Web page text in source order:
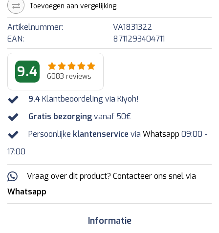
Toevoegen aan vergelijking
Artikelnummer:
VA1831322
EAN:
8711293404711
9.4 6083 reviews
9.4Klantbeoordeling via Kiyoh!
Gratis bezorgingvanaf 50€
Persoonlijke klantenservice via Whatsapp 09:00 -
17:00
Vraag over dit product? Contacteer ons snel via
Whatsapp
Informatie